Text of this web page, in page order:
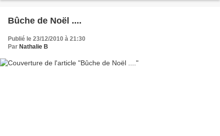
Bûche de Noël ....
Publié le 23/12/2010 à 21:30
Par Nathalie B